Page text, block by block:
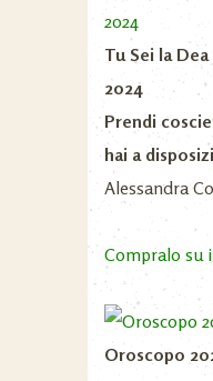
Tu Sei la
2024
Prendi
hai a
Alessandra
Compralo su
Oroscopo